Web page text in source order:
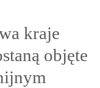
kraje
objęte